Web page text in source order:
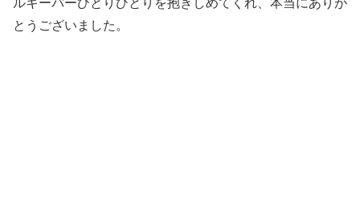
ルキーパーひとりひとりを抱きしめてくれ、本当にありが
とうございました。